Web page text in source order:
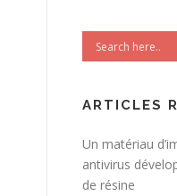
ARTICLES
Un matériau
antivirus
de résine